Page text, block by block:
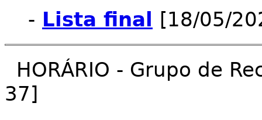
- Lista final [18/05/
HORÁRIO - Grupo de
37]